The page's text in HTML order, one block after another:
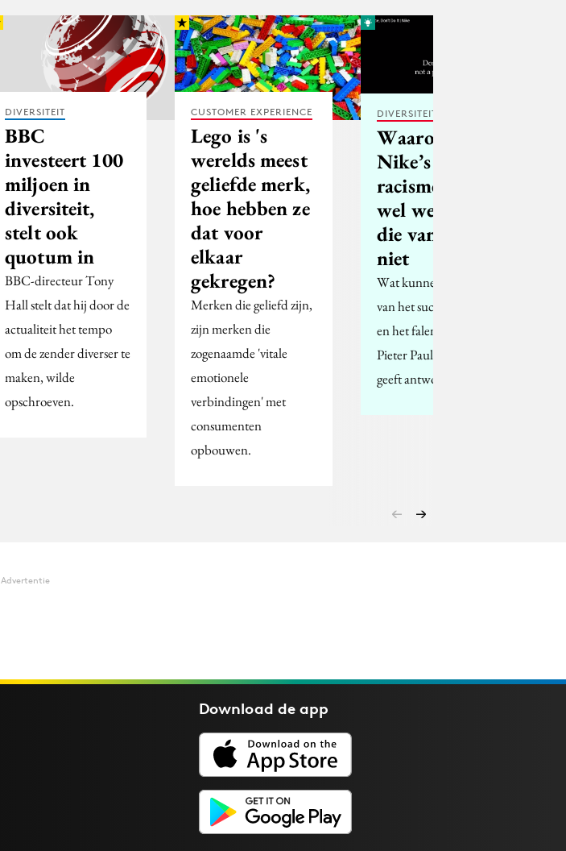
DIVERSITEIT
BBC
investeert 100
miljoen in
diversiteit,
stelt ook
quotum in
BBC-directeur Tony
Hall stelt dat hij door de
actualiteit het tempo
om de zender diverser te
maken, wilde
opschroeven.
CUSTOMER EXPERIENCE
Lego is 's
werelds meest
geliefde merk,
hoe hebben ze
dat voor
elkaar
gekregen?
Merken die geliefd zijn,
zijn merken die
zogenaamde 'vitale
emotionele
verbindingen' met
consumenten
opbouwen.
DIVERSITEIT
Waarom
Nike’s anti-
racismeadvertentie
wel werkt - en
die van Pepsi
niet
Wat kunnen we leren
van het succes van Nike
en het falen van Pepsi?
Pieter Paul Verheggen
geeft antwoord.
Advertentie
Download deapp